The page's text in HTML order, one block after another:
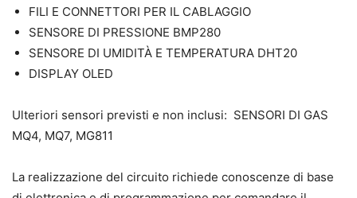
FILI E CONNETTORI PER IL CABLAGGIO
SENSORE DI PRESSIONE BMP280
SENSORE DI UMIDITÀ E TEMPERATURA DHT20
DISPLAY OLED
Ulteriori sensori previsti e non inclusi: SENSORI DI GAS
MQ4, MQ7, MG811
La realizzazione del circuito richiede conoscenze di base